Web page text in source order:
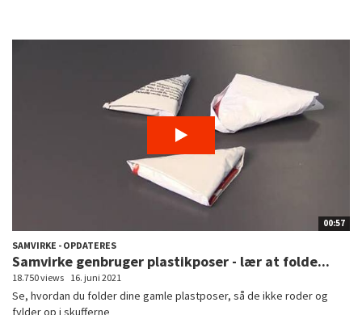
00:57
SAMVIRKE - OPDATERES
Samvirke genbruger plastikposer - lær at folde...
18.750 views 16. juni 2021
Se, hvordan du folder dine gamle plastposer, så de ikke roder og
fylder op i skufferne